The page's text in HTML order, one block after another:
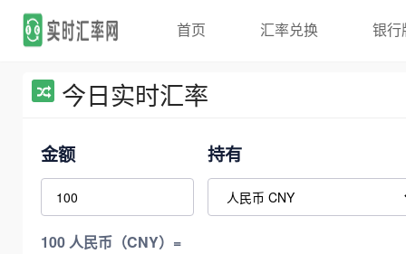
首页 汇率兑换 银行
今日实时汇率
金额 持有
100 人民币（CNY）=